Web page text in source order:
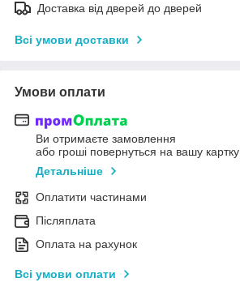
Доставка від дверей до дверей
Всі умови доставки
Умови оплати
Ви отримаєте замовлення
або гроші повернуться на вашу картку
Детальніше
Оплатити частинами
Післяплата
Оплата на рахунок
Всі умови оплати